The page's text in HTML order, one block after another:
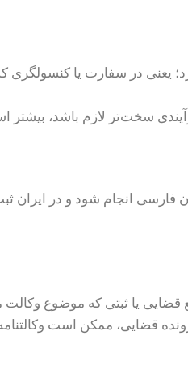
یعنی در سفارت یا
سخت‌تر لازم باشد، بیشتر
فارسی انجام شود و در ایران
قضایی یا ثبتی که موضوع
قضایی، ممکن است